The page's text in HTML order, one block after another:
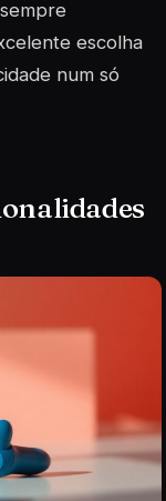
escolha
num só